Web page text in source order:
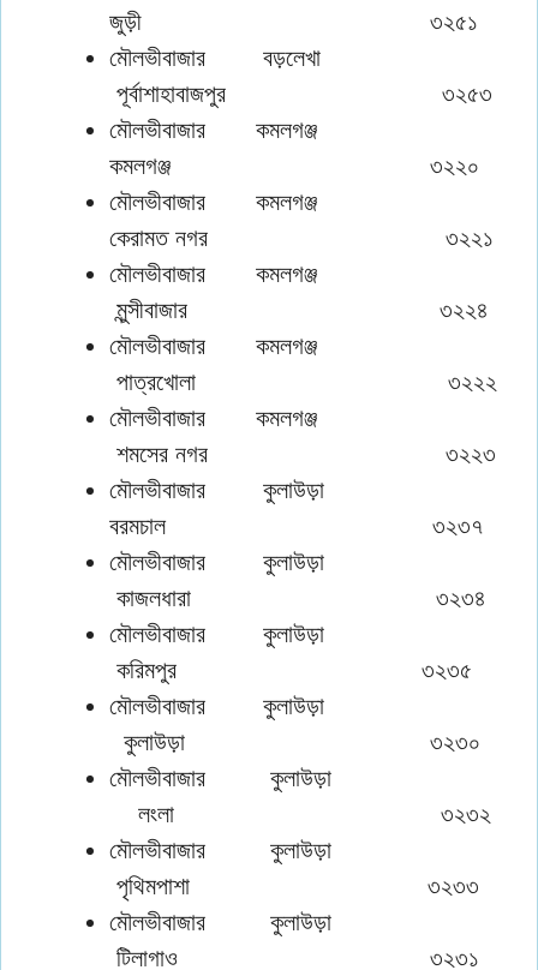
জুড়ী ৩২৫১
মৌলভীবাজার বড়লেখা
পূর্বাশাহাবাজপুর ৩২৫৩
মৌলভীবাজার কমলগঞ্জ
কমলগঞ্জ ৩২২০
মৌলভীবাজার কমলগঞ্জ
কেরামত নগর ৩২২১
মৌলভীবাজার কমলগঞ্জ
মুন্সীবাজার ৩২২৪
মৌলভীবাজার কমলগঞ্জ
পাত্রখোলা ৩২২২
মৌলভীবাজার কমলগঞ্জ
শমসের নগর ৩২২৩
মৌলভীবাজার কুলাউড়া
বরমচাল ৩২৩৭
মৌলভীবাজার কুলাউড়া
কাজলধারা ৩২৩৪
মৌলভীবাজার কুলাউড়া
করিমপুর ৩২৩৫
মৌলভীবাজার কুলাউড়া
কুলাউড়া ৩২৩০
মৌলভীবাজার কুলাউড়া
লংলা ৩২৩২
মৌলভীবাজার কুলাউড়া
পৃথিমপাশা ৩২৩৩
মৌলভীবাজার কুলাউড়া
টিলাগাও ৩২৩১